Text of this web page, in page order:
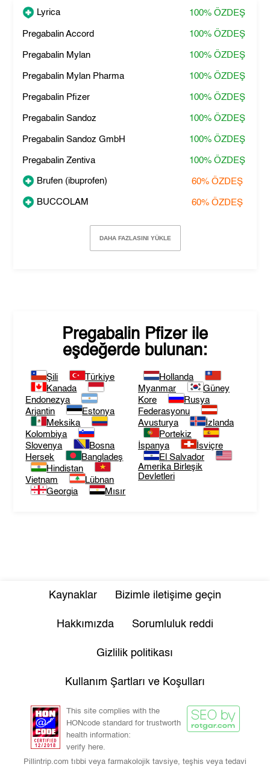
Lyrica 100% ÖZDEŞ
Pregabalin Accord 100% ÖZDEŞ
Pregabalin Mylan 100% ÖZDEŞ
Pregabalin Mylan Pharma 100% ÖZDEŞ
Pregabalin Pfizer 100% ÖZDEŞ
Pregabalin Sandoz 100% ÖZDEŞ
Pregabalin Sandoz GmbH 100% ÖZDEŞ
Pregabalin Zentiva 100% ÖZDEŞ
Brufen (ibuprofen) 60% ÖZDEŞ
BUCCOLAM 60% ÖZDEŞ
DAHA FAZLASINI YÜKLE
Pregabalin Pfizerile
eşdeğerde bulunan:
Şili
Türkiye
Kanada
Endonezya
Arjantin
Estonya
Meksika
Kolombiya
Slovenya
Bosna
Hersek
Bangladeş
Hindistan
Vietnam
Lübnan
Georgia
Mısır
Hollanda
Myanmar
Güney
Kore
Rusya
Federasyonu
Avusturya
İzlanda
Portekiz
İspanya
İsviçre
El Salvador
Amerika Birleşik
Devletleri
Kaynaklar Bizimle iletişime geçin
Hakkımızda Sorumluluk reddi
Gizlilik politikası
Kullanım Şartları ve Koşulları
This site complies with the
HONcode standard for trustworth
health information:
verify here.
Pillintrip.com tıbbi veya farmakolojik tavsiye, teşhis veya tedavi